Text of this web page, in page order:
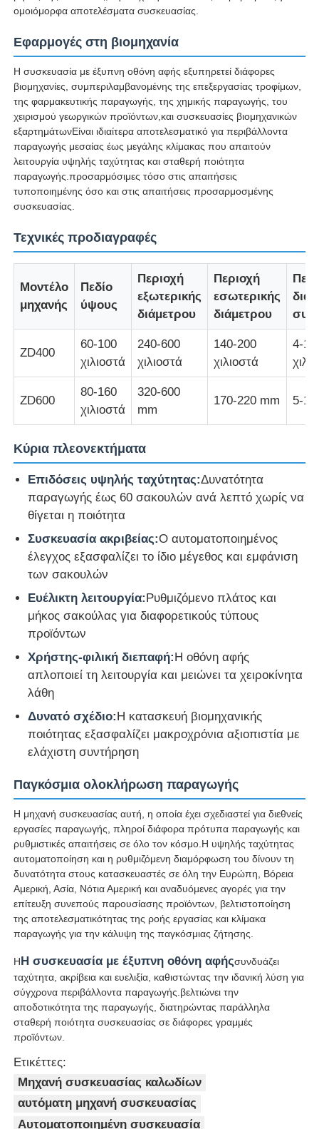
Γύρος εργοστασίων
Ποιοτικός έλεγχος
επαφή
Νέα
Ζητήστε ένα απόσπασμα
Γραμμή παραγωγής εκτόξευσης
γραμμή εξώθησης καλωδίων
καλώδιο που προσαράσσει τη μηχανή
Μηχανή διπλής περιστροφής
Τεθωρακισμένη μηχανή
Μηχανή περιτυλίγματος
Ενιαία μηχανή συστροφής
μηχανή πλεξίματος καλωδίων
Μηχανή περιστροφής ζευγαριού
καλώδιο που βάζει τη μηχανή
έλξη από τη μηχανή
Μηχανή συσκευασίας καλωδίων
Μηχανή περιτύλιξης καλωδίων
ομοιόμορφα αποτελέσματα συσκευασίας.
Εφαρμογές στη βιομηχανία
Η συσκευασία με έξυπνη οθόνη αφής εξυπηρετεί διάφορες
βιομηχανίες, συμπεριλαμβανομένης της επεξεργασίας τροφίμων,
της φαρμακευτικής παραγωγής, της χημικής παραγωγής, του
χειρισμού γεωργικών προϊόντων,και συσκευασίες βιομηχανικών
εξαρτημάτωνΕίναι ιδιαίτερα αποτελεσματικό για περιβάλλοντα
παραγωγής μεσαίας έως μεγάλης κλίμακας που απαιτούν
λειτουργία υψηλής ταχύτητας και σταθερή ποιότητα
παραγωγής.προσαρμόσιμες τόσο στις απαιτήσεις
τυποποιημένης όσο και στις απαιτήσεις προσαρμοσμένης
συσκευασίας.
Τεχνικές προδιαγραφές
Μοντέλο
μηχανής
Πεδίο
ύψους
Περιοχή
εξωτερικής
διάμετρου
Περιοχή
εσωτερικής
διάμετρου
ZD400
60-100
χιλιοστά
240-600
χιλιοστά
140-200
χιλιοστά
4-12
ZD600
80-160
χιλιοστά
320-600
mm
170-220 mm 5-
Κύρια πλεονεκτήματα
Επιδόσεις υψηλής ταχύτητας:Δυνατότητα
παραγωγής έως 60 σακουλών ανά λεπτό χωρίς να
θίγεται η ποιότητα
Συσκευασία ακριβείας:Ο αυτοματοποιημένος
έλεγχος εξασφαλίζει το ίδιο μέγεθος και εμφάνιση
των σακουλών
Ευέλικτη λειτουργία:Ρυθμιζόμενο πλάτος και
μήκος σακούλας για διαφορετικούς τύπους
προϊόντων
Χρήστης-φιλική διεπαφή:Η οθόνη αφής
απλοποιεί τη λειτουργία και μειώνει τα χειροκίνητα
λάθη
Δυνατό σχέδιο:Η κατασκευή βιομηχανικής
ποιότητας εξασφαλίζει μακροχρόνια αξιοπιστία με
ελάχιστη συντήρηση
Παγκόσμια ολοκλήρωση παραγωγής
Η μηχανή συσκευασίας αυτή, η οποία έχει σχεδιαστεί για διεθνείς
εργασίες παραγωγής, πληροί διάφορα πρότυπα παραγωγής και
ρυθμιστικές απαιτήσεις σε όλο τον κόσμο.Η υψηλής ταχύτητας
αυτοματοποίηση και η ρυθμιζόμενη διαμόρφωση του δίνουν τη
δυνατότητα στους κατασκευαστές σε όλη την Ευρώπη, Βόρεια
Αμερική, Ασία, Νότια Αμερική και αναδυόμενες αγορές για την
επίτευξη συνεπούς παρουσίασης προϊόντων, βελτιστοποίηση
της αποτελεσματικότητας της ροής εργασίας και κλίμακα
παραγωγής για την κάλυψη της παγκόσμιας ζήτησης.
ΗΗ συσκευασία με έξυπνη οθόνη αφήςσυνδυάζει
ταχύτητα, ακρίβεια και ευελιξία, καθιστώντας την ιδανική λύση για
σύγχρονα περιβάλλοντα παραγωγής.βελτιώνει την
αποδοτικότητα της παραγωγής, διατηρώντας παράλληλα
σταθερή ποιότητα συσκευασίας σε διάφορες γραμμές
προϊόντων.
Ετικέττες:
Μηχανή συσκευασίας καλωδίων
αυτόματη μηχανή συσκευασίας
Αυτοματοποιημένη συσκευασία